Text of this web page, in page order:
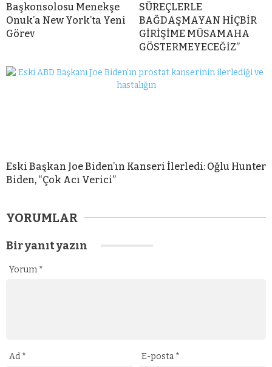
Başkonsolosu Menekşe
Onuk’a New York’ta Yeni
Görev
SÜREÇLERLE
BAĞDAŞMAYAN HİÇBİR
GİRİŞİME MÜSAMAHA
GÖSTERMEYECEĞİZ”
Eski Başkan Joe Biden’ın Kanseri İlerledi: Oğlu Hunter
Biden, “Çok Acı Verici”
YORUMLAR
Bir yanıt yazın
Yorum *
Ad * E-posta *